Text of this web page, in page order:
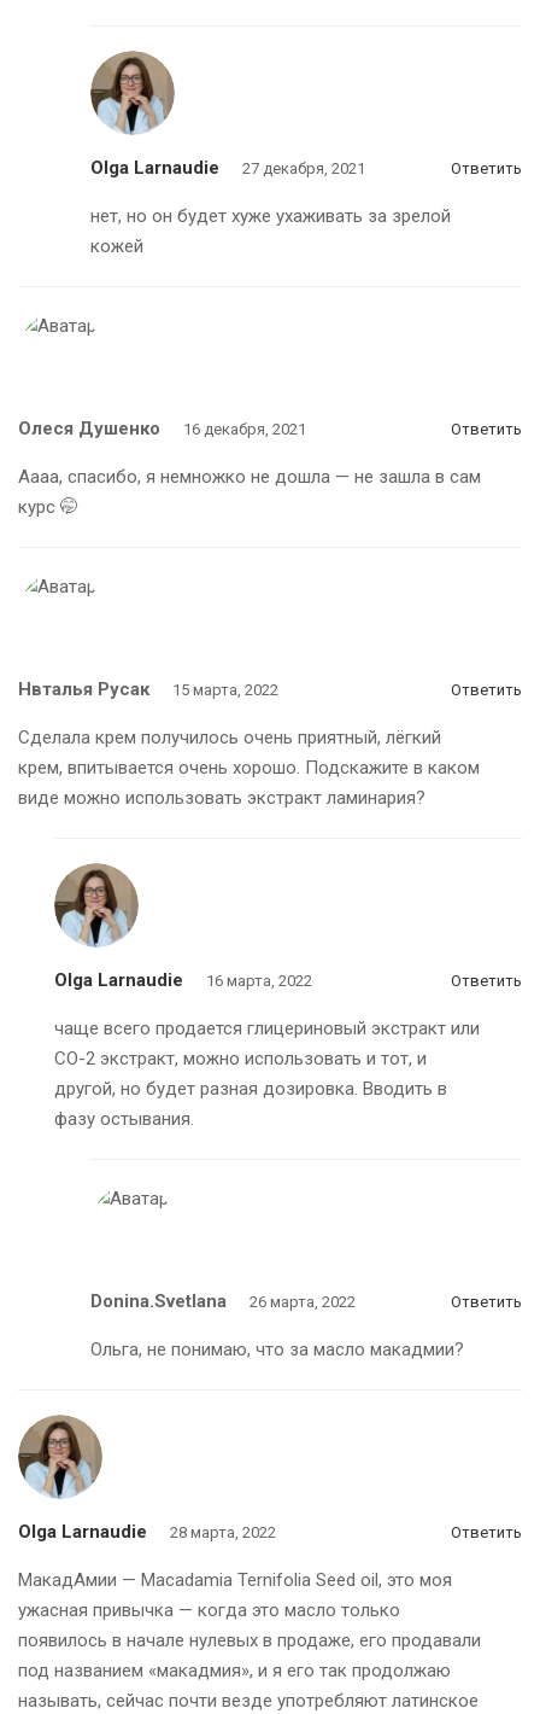
Olga Larnaudie 27 декабря, 2021 Ответить
нет, но он будет хуже ухаживать за зрелой
кожей
Олеся Душенко 16 декабря, 2021 Ответить
Аааа, спасибо, я немножко не дошла — не зашла в сам
курс 🤭
Нвталья Русак 15 марта, 2022 Ответить
Сделала крем получилось очень приятный, лёгкий
крем, впитывается очень хорошо. Подскажите в каком
виде можно использовать экстракт ламинария?
Olga Larnaudie 16 марта, 2022 Ответить
чаще всего продается глицериновый экстракт или
СО-2 экстракт, можно использовать и тот, и
другой, но будет разная дозировка. Вводить в
фазу остывания.
Donina.svetlana 26 марта, 2022 Ответить
Ольга, не понимаю, что за масло макадмии?
Olga Larnaudie 28 марта, 2022 Ответить
МакадАмии — Macadamia Ternifolia Seed oil, это моя
ужасная привычка — когда это масло только
появилось в начале нулевых в продаже, его продавали
под названием «макадмия», и я его так продолжаю
называть, сейчас почти везде употребляют латинское